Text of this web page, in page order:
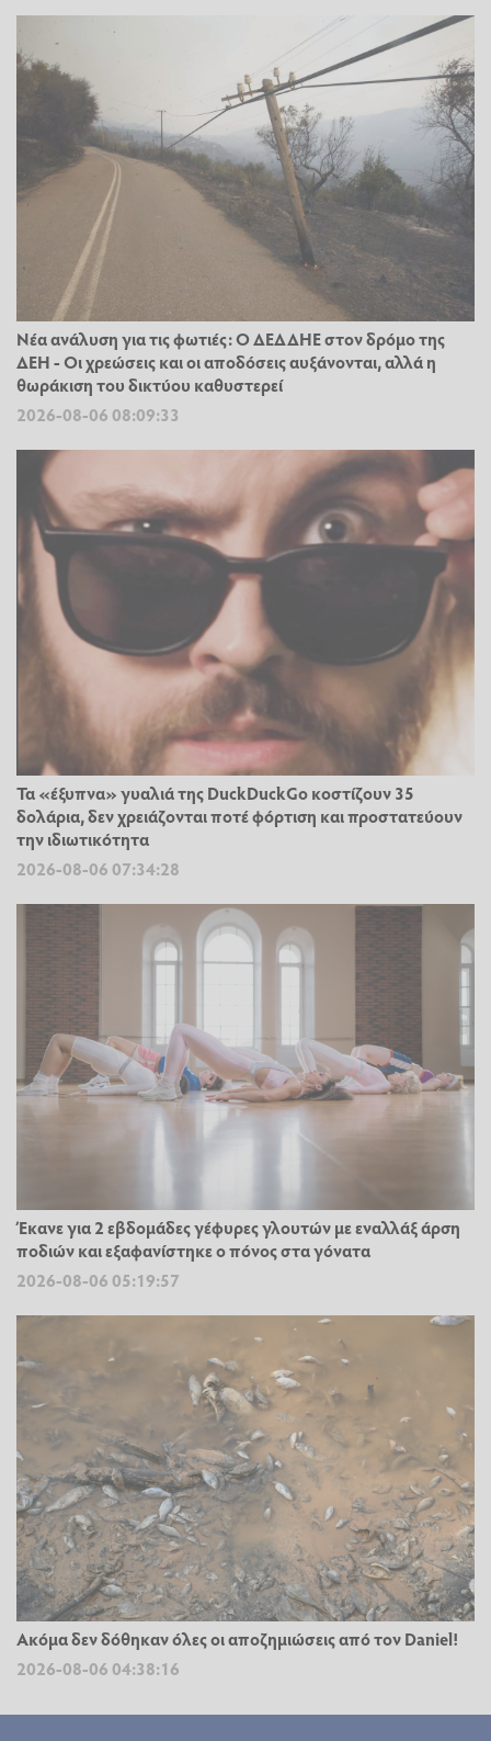
Νέα ανάλυση για τις φωτιές: Ο ΔΕΔΔΗΕ στον δρόμο της
ΔΕΗ - Οι χρεώσεις και οι αποδόσεις αυξάνονται, αλλά η
θωράκιση του δικτύου καθυστερεί
2026-08-06 08:09:33
Τα «έξυπνα» γυαλιά της DuckDuckGo κοστίζουν 35
δολάρια, δεν χρειάζονται ποτέ φόρτιση και προστατεύουν
την ιδιωτικότητα
2026-08-06 07:34:28
Έκανε για 2 εβδομάδες γέφυρες γλουτών με εναλλάξ άρση
ποδιών και εξαφανίστηκε ο πόνος στα γόνατα
2026-08-06 05:19:57
Ακόμα δεν δόθηκαν όλες οι αποζημιώσεις από τον Daniel!
2026-08-06 04:38:16